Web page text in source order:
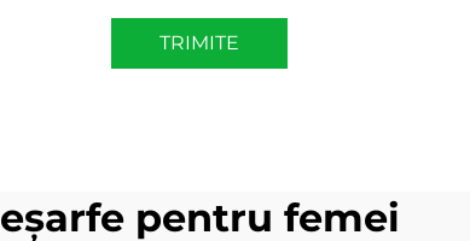
TRIMITE
eșarfe pentru femei